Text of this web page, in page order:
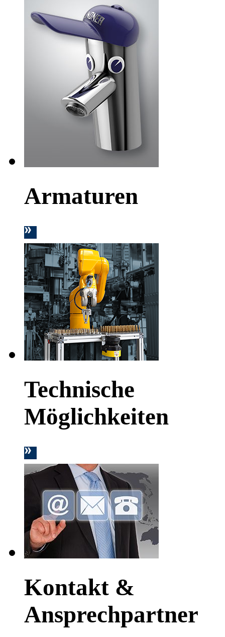
Armaturen
Technische
Möglichkeiten
Kontakt &
Ansprechpartner